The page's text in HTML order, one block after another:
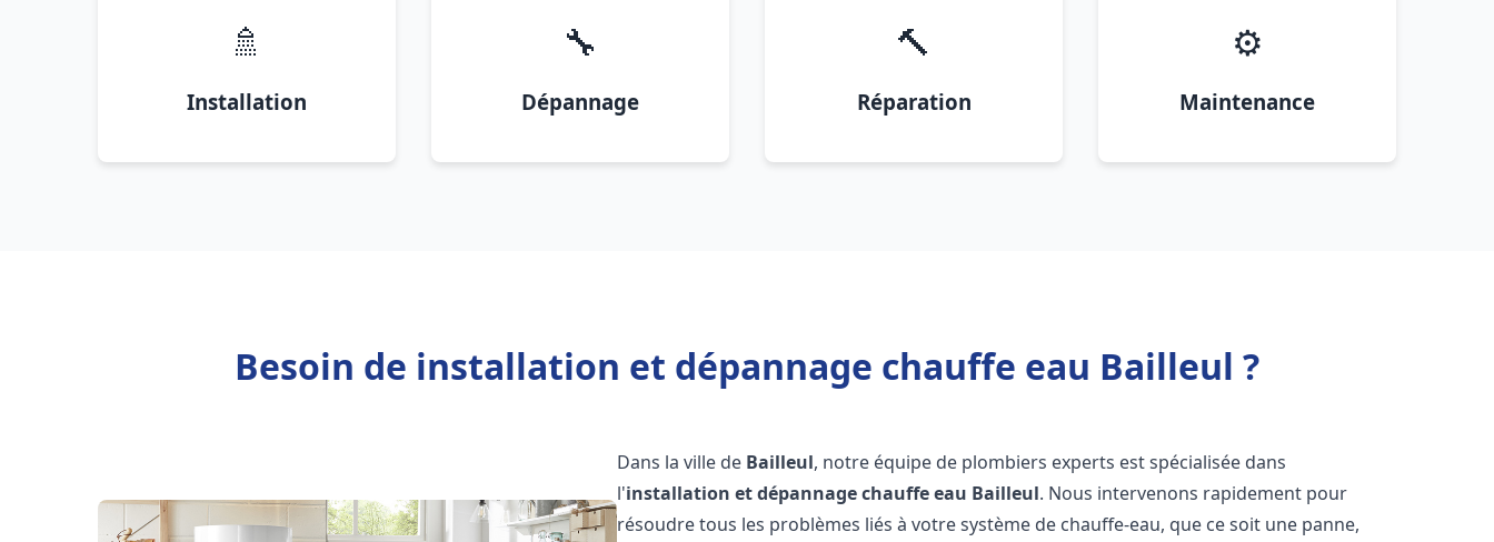
🚿
Installation
🔧
Dépannage
🔨
Réparation
⚙️
Maintenance
Besoin de installation et dépannage chauffe eau Bailleul ?
Dans la ville de Bailleul, notre équipe de plombiers experts est spécialisée dans
l'installation et dépannage chauffe eau Bailleul. Nous intervenons rapidement pour
résoudre tous les problèmes liés à votre système de chauffe-eau, que ce soit une panne,